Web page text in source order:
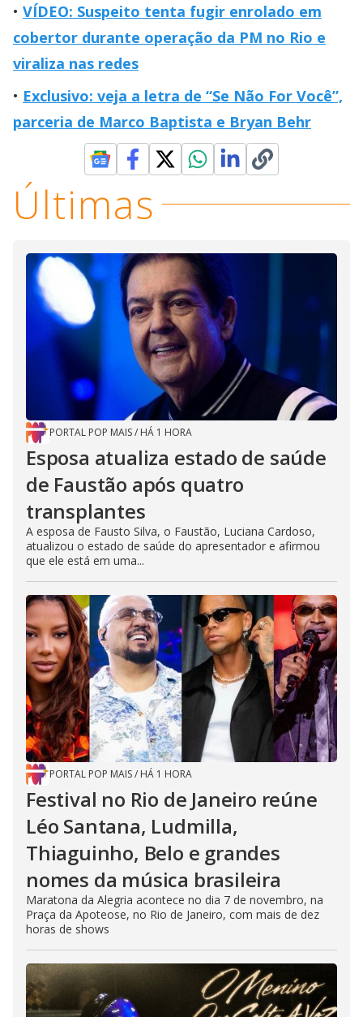
VÍDEO: Suspeito tenta fugir enrolado em
cobertor durante operação da PM no Rio e
viraliza nas redes
Exclusivo: veja a letra de “Se Não For Você”,
parceria de Marco Baptista e Bryan Behr
Últimas
PORTAL POP MAIS/ HÁ 1 HORA
Esposa atualiza estado de saúde
de Faustão após quatro
transplantes
A esposa de Fausto Silva, o Faustão, Luciana Cardoso,
atualizou o estado de saúde do apresentador e afirmou
que ele está em uma...
PORTAL POP MAIS/ HÁ 1 HORA
Festival no Rio de Janeiro reúne
Léo Santana, Ludmilla,
Thiaguinho, Belo e grandes
nomes da música brasileira
Maratona da Alegria acontece no dia 7 de novembro, na
Praça da Apoteose, no Rio de Janeiro, com mais de dez
horas de shows